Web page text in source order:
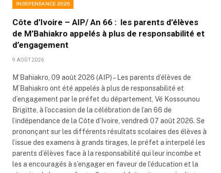
INDEPENDANCE 2026
Côte d’Ivoire – AIP/ An 66 : les parents d’élèves
de M’Bahiakro appelés à plus de responsabilité et
d’engagement
9 AOÛT 2026
M’Bahiakro, 09 août 2026 (AIP) – Les parents d’élèves de
M’Bahiakro ont été appelés à plus de responsabilité et
d’engagement par le préfet du département, Vé Kossounou
Brigitte, à l’occasion de la célébration de l’an 66 de
l’indépendance de la Côte d’Ivoire, vendredi 07 août 2026. Se
prononçant sur les différents résultats scolaires des élèves à
l’issue des examens à grands tirages, le préfet a interpelé les
parents d’élèves face à la responsabilité qui leur incombe et
les a encouragés à s’engager en faveur de l’éducation et la